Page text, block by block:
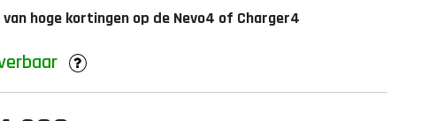
hoge kortingen op de Nevo4 of Charger4